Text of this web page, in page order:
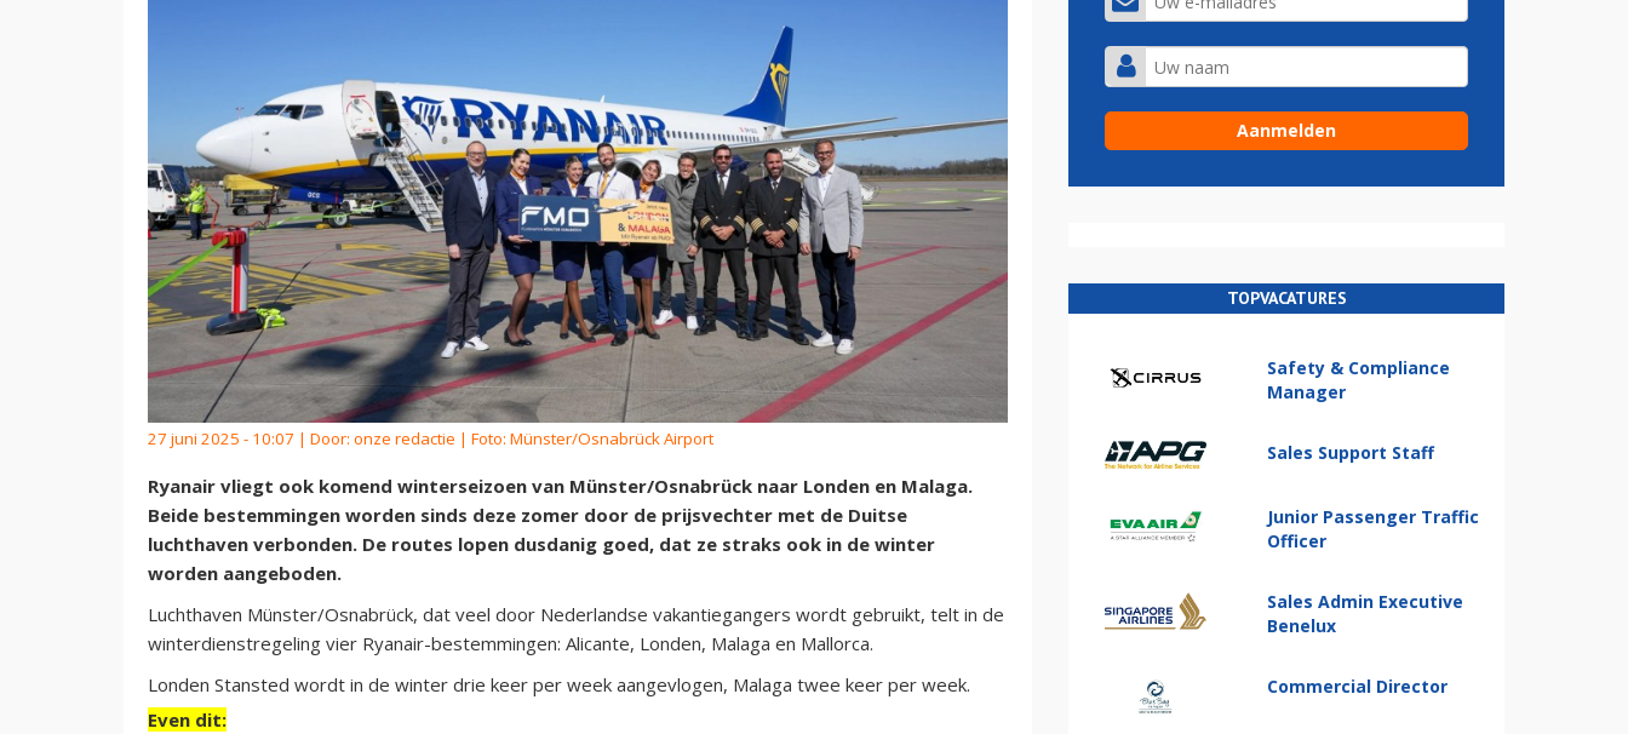
27 juni 2025 - 10:07 | Door: onze redactie | Foto: Münster/Osnabrück Airport
Ryanair vliegt ook komend winterseizoen van Münster/Osnabrück naar Londen en Malaga.
Beide bestemmingen worden sinds deze zomer door de prijsvechter met de Duitse
luchthaven verbonden. De routes lopen dusdanig goed, dat ze straks ook in de winter
worden aangeboden.
Luchthaven Münster/Osnabrück, dat veel door Nederlandse vakantiegangers wordt gebruikt, telt in de
winterdienstregeling vier Ryanair-bestemmingen: Alicante, Londen, Malaga en Mallorca.
Londen Stansted wordt in de winter drie keer per week aangevlogen, Malaga twee keer per week.
Even dit:
TOPVACATURES
Safety & Compliance
Manager
Sales Support Staff
Junior Passenger Traffic
Officer
Sales Admin Executive
Benelux
Commercial Director